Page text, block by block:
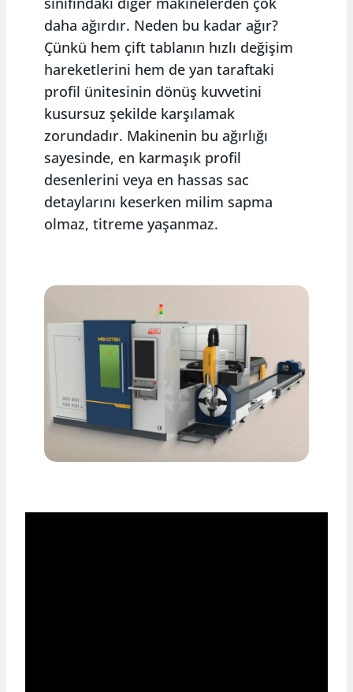
daha ağırdır. Neden bu kadar ağır?
Çünkü hem çift tablanın hızlı değişim
hareketlerini hem de yan taraftaki
profil ünitesinin dönüş kuvvetini
kusursuz şekilde karşılamak
zorundadır. Makinenin bu ağırlığı
sayesinde, en karmaşık profil
desenlerini veya en hassas sac
detaylarını keserken milim sapma
olmaz, titreme yaşanmaz.